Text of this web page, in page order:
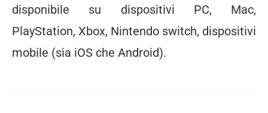
disponibile su dispositivi PC, Mac,
PlayStation, Xbox, Nintendo switch, dispositivi
mobile (sia iOS che Android).